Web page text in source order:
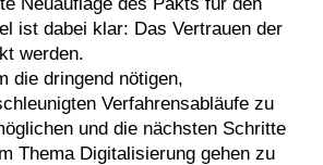
ist dabei klar: Das Vertrauen der
werden.
die dringend nötigen,
Verfahrensabläufe zu
und die nächsten Schritte
Thema Digitalisierung gehen zu